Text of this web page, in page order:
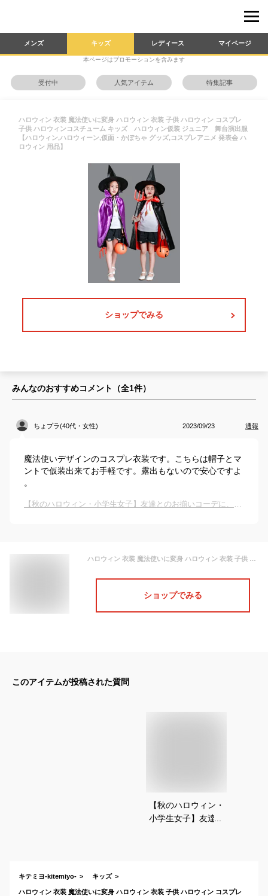
メンズ キッズ レディース マイページ
本ページはプロモーションを含みます
受付中 人気アイテム 特集記事
ハロウィン 衣装 魔法使いに変身 ハロウィン 衣装 子供 ハロウィン コスプレ
子供 ハロウィンコスチューム キッズ ハロウィン仮装 ジュニア 舞台演出服
【ハロウィン,ハロウィーン,仮面・かぼちゃ グッズ,コスプレアニメ 発表会 ハ
ロウィン 用品】
ショップでみる
みんなのおすすめコメント（全1件）
ちょプラ(40代・女性) 2023/09/23 通報
魔法使いデザインのコスプレ衣装です。こちらは帽子とマ
ントで仮装出来てお手軽です。露出もないので安心ですよ
。
【秋のハロウィン・小学生女子】友達とのお揃いコーデに、可愛いコスプレを教えて！！
ハロウィン 衣装 魔法使いに変身 ハロウィン 衣装 子供 ハロウィン コスプレ 子供 ハロウィンコスチューム キッズ ハロウィン仮装 ジュニア 舞台演出服【ハロウィン,ハロウィーン,仮面・かぼちゃ グッズ,コスプレアニメ 発表会 ハロウィン 用品】
ショップでみる
このアイテムが投稿された質問
【秋のハロウィン・
小学生女子】友達と
キテミヨ-kitemiyo- キッズ
ハロウィン 衣装 魔法使いに変身 ハロウィン 衣装 子供 ハロウィン コスプレ